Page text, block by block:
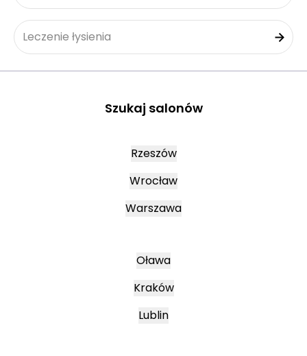
Leczenie łysienia
Szukaj salonów
Rzeszów
Wrocław
Warszawa
Oława
Kraków
Lublin